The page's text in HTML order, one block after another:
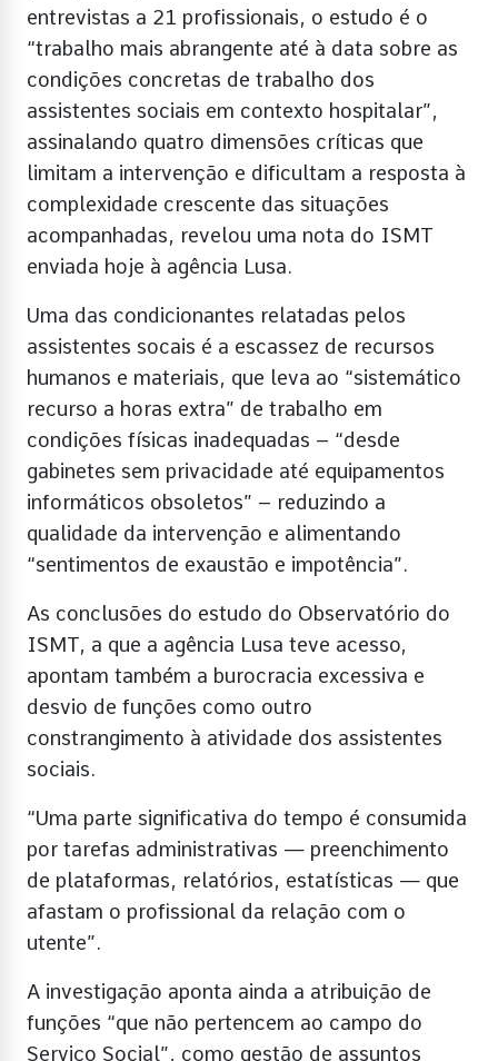
entrevistas a 21 profissionais, o estudo é o
“trabalho mais abrangente até à data sobre as
condições concretas de trabalho dos
assistentes sociais em contexto hospitalar”,
assinalando quatro dimensões críticas que
limitam a intervenção e dificultam a resposta à
complexidade crescente das situações
acompanhadas, revelou uma nota do ISMT
enviada hoje à agência Lusa.
Uma das condicionantes relatadas pelos
assistentes socais é a escassez de recursos
humanos e materiais, que leva ao “sistemático
recurso a horas extra” de trabalho em
condições físicas inadequadas – “desde
gabinetes sem privacidade até equipamentos
informáticos obsoletos” – reduzindo a
qualidade da intervenção e alimentando
“sentimentos de exaustão e impotência”.
As conclusões do estudo do Observatório do
ISMT, a que a agência Lusa teve acesso,
apontam também a burocracia excessiva e
desvio de funções como outro
constrangimento à atividade dos assistentes
sociais.
“Uma parte significativa do tempo é consumida
por tarefas administrativas — preenchimento
de plataformas, relatórios, estatísticas — que
afastam o profissional da relação com o
utente”.
A investigação aponta ainda a atribuição de
funções “que não pertencem ao campo do
Serviço Social”, como gestão de assuntos